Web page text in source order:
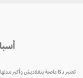
تعتبر دكا عاصمة بنغلاديش وأكبر مدنها.